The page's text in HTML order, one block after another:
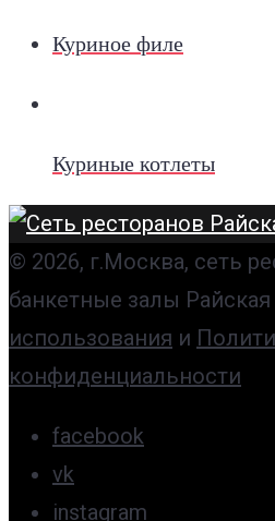
Куриное филе
Куриные котлеты
© 2026, г.Москва, сеть
банкетные залы Райская
использования и
конфиденциальности
facebook
vk
instagram